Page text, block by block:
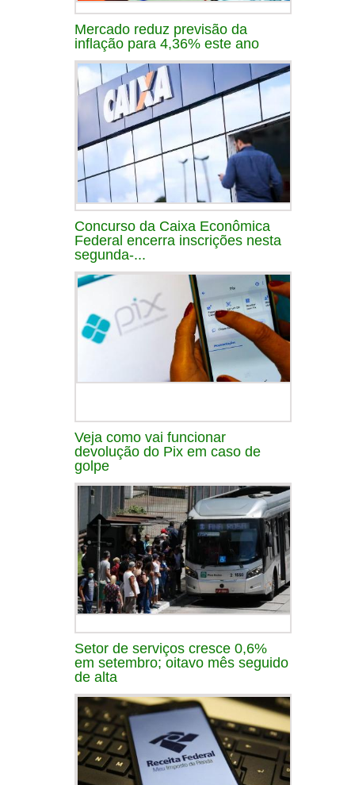
Mercado reduz previsão da
inflação para 4,36% este ano
Concurso da Caixa Econômica
Federal encerra inscrições nesta
segunda-...
Veja como vai funcionar
devolução do Pix em caso de
golpe
Setor de serviços cresce 0,6%
em setembro; oitavo mês seguido
de alta